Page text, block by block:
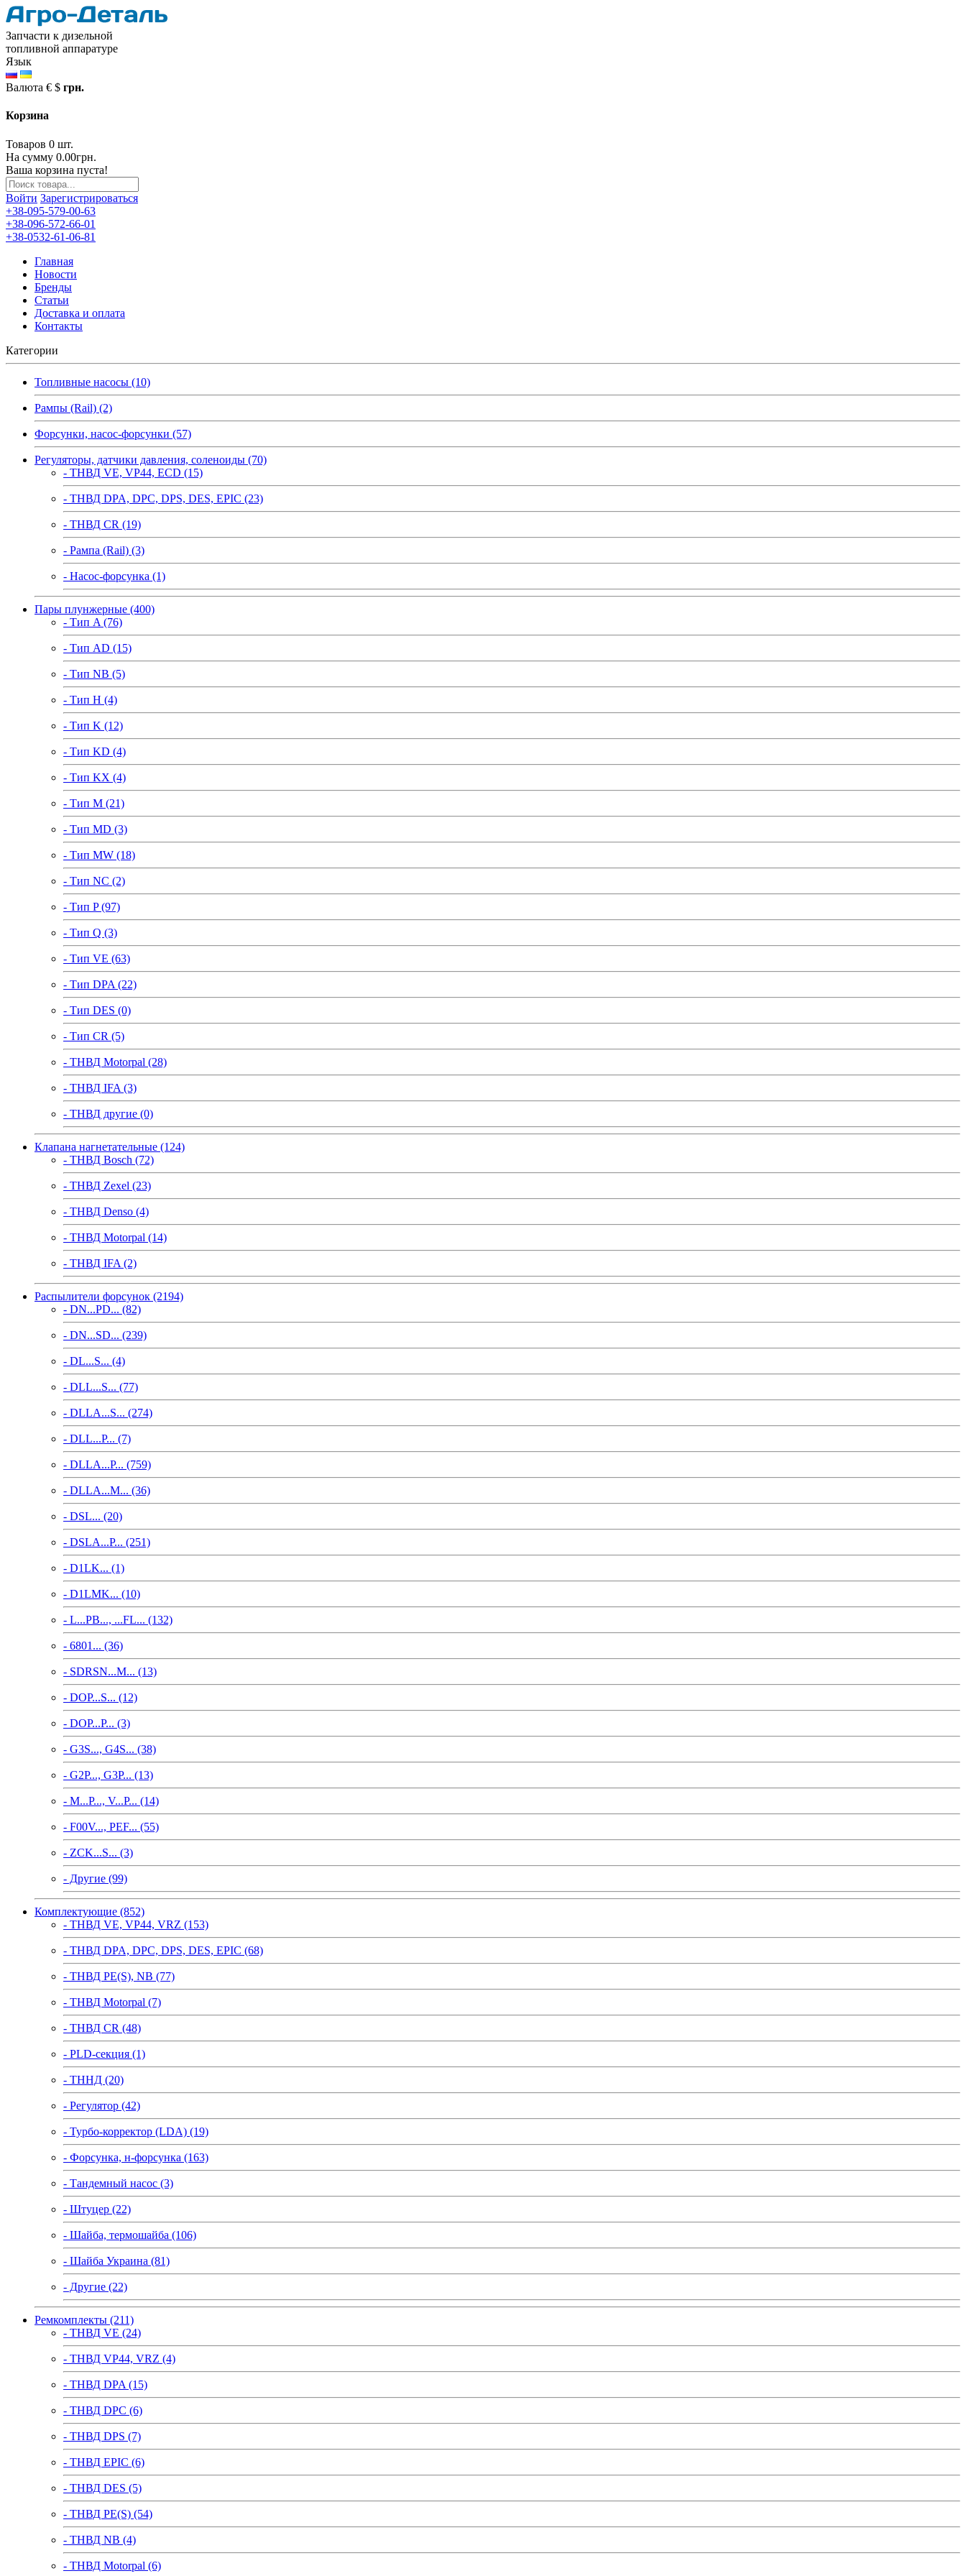
Запчасти к дизельной
топливной аппаратуре
Язык
Валюта € $ грн.
Корзина
Товаров 0 шт.
На сумму 0.00грн.
Ваша корзина пуста!
Войти Зарегистрироваться
+38-095-579-00-63
+38-096-572-66-01
+38-0532-61-06-81
Главная
Новости
Бренды
Статьи
Доставка и оплата
Контакты
Категории
Топливные насосы (10)
Рампы (Rail) (2)
Форсунки, насос-форсунки (57)
Регуляторы, датчики давления, соленоиды (70)
- ТНВД VE, VP44, ECD (15)
- ТНВД DPA, DPC, DPS, DES, EPIC (23)
- ТНВД CR (19)
- Рампа (Rail) (3)
- Насос-форсунка (1)
Пары плунжерные (400)
- Тип A (76)
- Тип AD (15)
- Тип NB (5)
- Тип H (4)
- Тип K (12)
- Тип KD (4)
- Тип KX (4)
- Тип M (21)
- Тип MD (3)
- Тип MW (18)
- Тип NC (2)
- Тип P (97)
- Тип Q (3)
- Тип VE (63)
- Тип DPA (22)
- Тип DES (0)
- Тип CR (5)
- ТНВД Motorpal (28)
- ТНВД IFA (3)
- ТНВД другие (0)
Клапана нагнетательные (124)
- ТНВД Bosch (72)
- ТНВД Zexel (23)
- ТНВД Denso (4)
- ТНВД Motorpal (14)
- ТНВД IFA (2)
Распылители форсунок (2194)
- DN...PD... (82)
- DN...SD... (239)
- DL...S... (4)
- DLL...S... (77)
- DLLA...S... (274)
- DLL...P... (7)
- DLLA...P... (759)
- DLLA...M... (36)
- DSL... (20)
- DSLA...P... (251)
- D1LK... (1)
- D1LMK... (10)
- L...PB..., ...FL... (132)
- 6801... (36)
- SDRSN...M... (13)
- DOP...S... (12)
- DOP...P... (3)
- G3S..., G4S... (38)
- G2P..., G3P... (13)
- M...P..., V...P... (14)
- F00V..., PEF... (55)
- ZCK...S... (3)
- Другие (99)
Комплектующие (852)
- ТНВД VE, VP44, VRZ (153)
- ТНВД DPA, DPC, DPS, DES, EPIC (68)
- ТНВД PE(S), NB (77)
- ТНВД Motorpal (7)
- ТНВД CR (48)
- PLD-секция (1)
- ТННД (20)
- Регулятор (42)
- Турбо-корректор (LDA) (19)
- Форсунка, н-форсунка (163)
- Тандемный насос (3)
- Штуцер (22)
- Шайба, термошайба (106)
- Шайба Украина (81)
- Другие (22)
Ремкомплекты (211)
- ТНВД VE (24)
- ТНВД VP44, VRZ (4)
- ТНВД DPA (15)
- ТНВД DPC (6)
- ТНВД DPS (7)
- ТНВД EPIC (6)
- ТНВД DES (5)
- ТНВД PE(S) (54)
- ТНВД NB (4)
- ТНВД Motorpal (6)